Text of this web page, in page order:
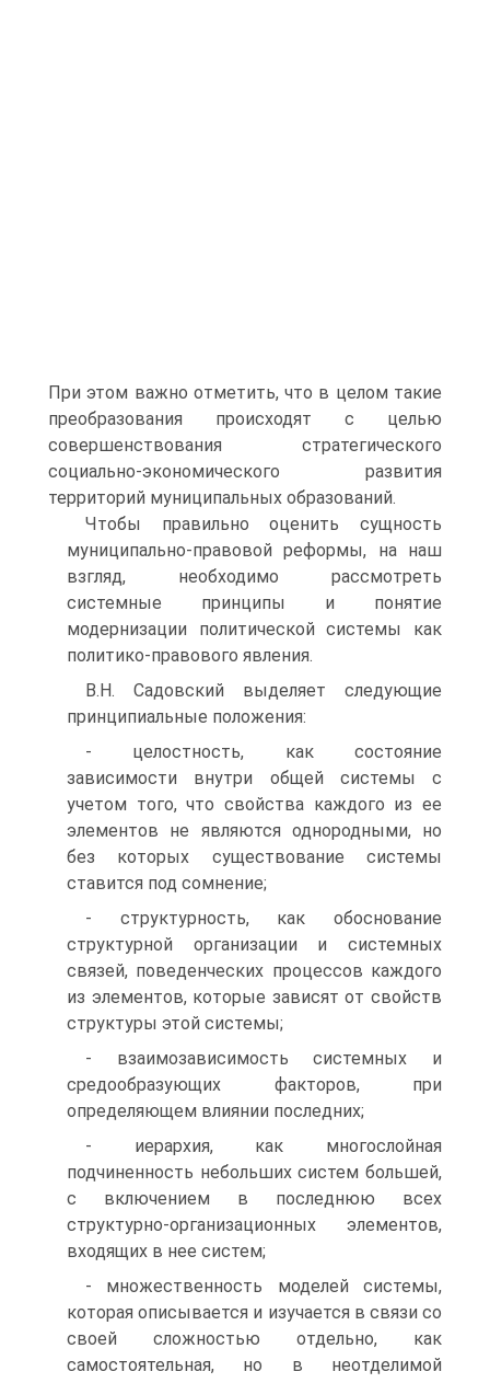
При этом важно отметить, что в целом такие
преобразования происходят с целью
совершенствования стратегического
социально-экономического развития
территорий муниципальных образований.
Чтобы правильно оценить сущность
муниципально-правовой реформы, на наш
взгляд, необходимо рассмотреть
системные принципы и понятие
модернизации политической системы как
политико-правового явления.
В.Н. Садовский выделяет следующие
принципиальные положения:
- целостность, как состояние
зависимости внутри общей системы с
учетом того, что свойства каждого из ее
элементов не являются однородными, но
без которых существование системы
ставится под сомнение;
- структурность, как обоснование
структурной организации и системных
связей, поведенческих процессов каждого
из элементов, которые зависят от свойств
структуры этой системы;
- взаимозависимость системных и
средообразующих факторов, при
определяющем влиянии последних;
- иерархия, как многослойная
подчиненность небольших систем большей,
с включением в последнюю всех
структурно-организационных элементов,
входящих в нее систем;
- множественность моделей системы,
которая описывается и изучается в связи со
своей сложностью отдельно, как
самостоятельная, но в неотделимой